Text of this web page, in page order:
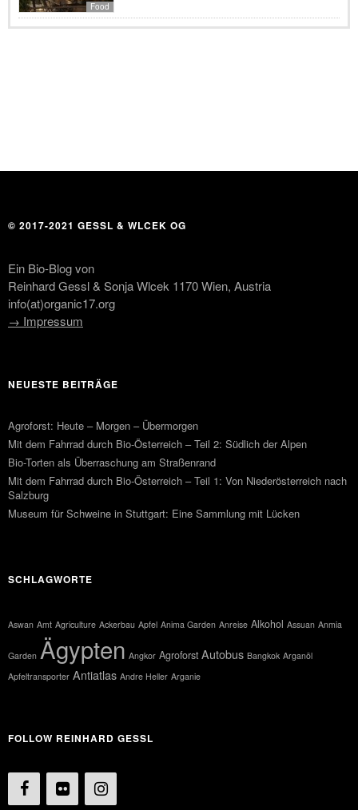
Food
© 2017-2021 GESSL & WLCEK OG
Ein Bio-Blog von
Reinhard Gessl & Sonja Wlcek 1170 Wien, Austria
info(at)organic17.org
→ Impressum
NEUESTE BEITRÄGE
Agroforst: Heute – Morgen – Übermorgen
Mit dem Fahrrad durch Bio-Österreich – Teil 2: Südlich der Alpen
Bio-Torten als Überraschung am Straßenrand
Mit dem Fahrrad durch Bio-Österreich – Teil 1: Von Niederösterreich nach
Salzburg
Museum für Schweine in Stuttgart: Eine Sammlung mit Lücken
SCHLAGWORTE
Aswan Amt Agriculture Ackerbau Apfel Anima Garden Anreise Alkohol Assuan Anmia
Garden Ägypten Angkor Agroforst Autobus Bangkok Arganöl
Apfeltransporter Antiatlas Andre Heller Arganie
FOLLOW REINHARD GESSL